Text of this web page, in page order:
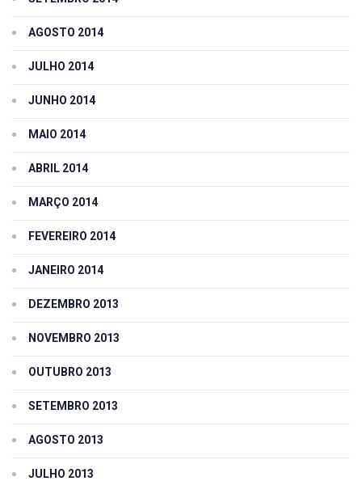
AGOSTO 2014
JULHO 2014
JUNHO 2014
MAIO 2014
ABRIL 2014
MARÇO 2014
FEVEREIRO 2014
JANEIRO 2014
DEZEMBRO 2013
NOVEMBRO 2013
OUTUBRO 2013
SETEMBRO 2013
AGOSTO 2013
JULHO 2013